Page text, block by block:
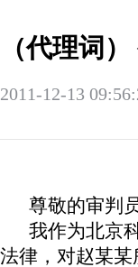
（代理词
2011-12-13
尊敬的审判
我作为北京
法律，对赵某